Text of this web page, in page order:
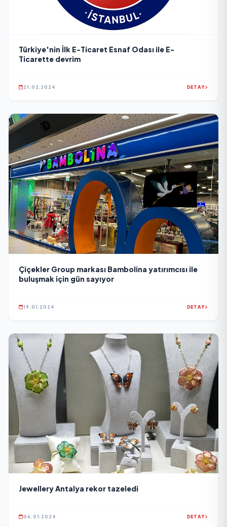
Türkiye'nin İlk E-Ticaret Esnaf Odası ile E-
Ticarette devrim
21.02.2024 DETAY
Çiçekler Group markası Bambolina yatırımcısı ile
buluşmak için gün sayıyor
19.01.2024 DETAY
Jewellery Antalya rekor tazeledi
06.01.2024 DETAY